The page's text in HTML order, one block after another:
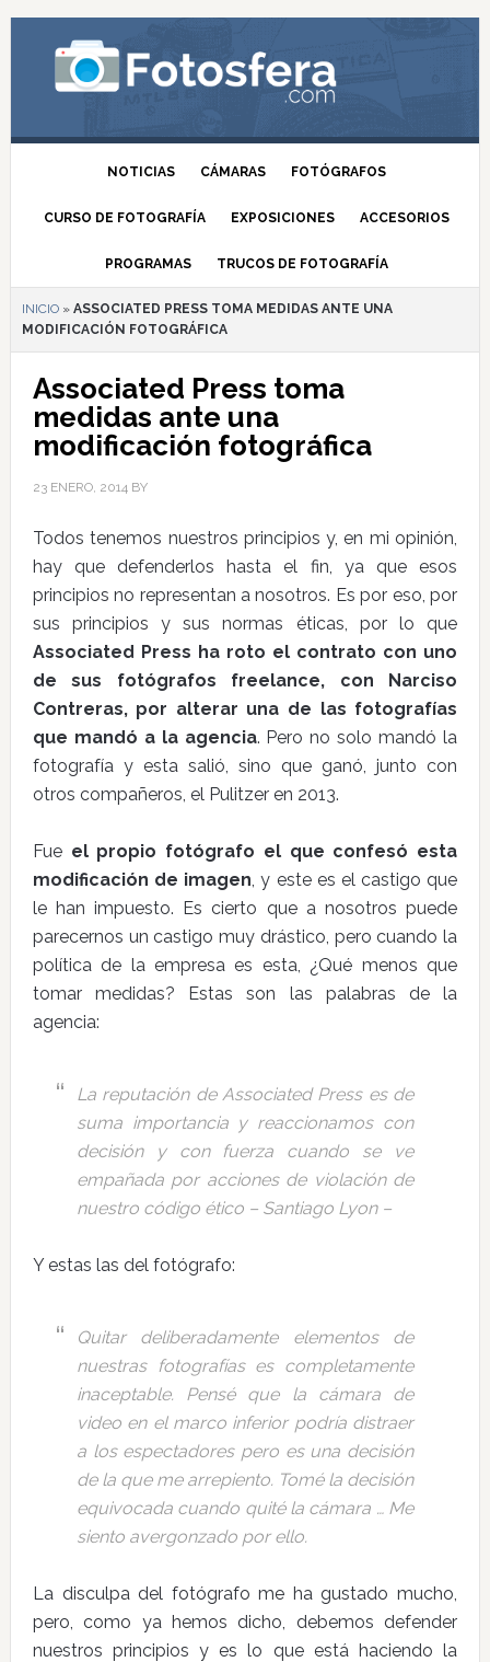
NOTICIAS CÁMARAS FOTÓGRAFOS
CURSO DE FOTOGRAFÍA EXPOSICIONES ACCESORIOS
PROGRAMAS TRUCOS DE FOTOGRAFÍA
INICIO» ASSOCIATED PRESS TOMA MEDIDAS ANTE UNA
MODIFICACIÓN FOTOGRÁFICA
Associated Press toma
medidas ante una
modificación fotográfica
23 ENERO, 2014BY
Todos tenemos nuestros principios y, en mi opinión,
hay que defenderlos hasta el fin, ya que esos
principios no representan a nosotros. Es por eso, por
sus principios y sus normas éticas, por lo que
Associated Press ha roto el contrato con uno
de sus fotógrafos freelance, con Narciso
Contreras, por alterar una de las fotografías
que mandó a la agencia. Pero no solo mandó la
fotografía y esta salió, sino que ganó, junto con
otros compañeros, el Pulitzer en 2013.
Fue el propio fotógrafo el que confesó esta
modificación de imagen, y este es el castigo que
le han impuesto. Es cierto que a nosotros puede
parecernos un castigo muy drástico, pero cuando la
política de la empresa es esta, ¿Qué menos que
tomar medidas? Estas son las palabras de la
agencia:
La reputación de Associated Press es de
suma importancia y reaccionamos con
decisión y con fuerza cuando se ve
empañada por acciones de violación de
nuestro código ético – Santiago Lyon –
Y estas las del fotógrafo:
Quitar deliberadamente elementos de
nuestras fotografías es completamente
inaceptable. Pensé que la cámara de
video en el marco inferior podría distraer
a los espectadores pero es una decisión
de la que me arrepiento. Tomé la decisión
equivocada cuando quité la cámara … Me
siento avergonzado por ello.
La disculpa del fotógrafo me ha gustado mucho,
pero, como ya hemos dicho, debemos defender
nuestros principios y es lo que está haciendo la